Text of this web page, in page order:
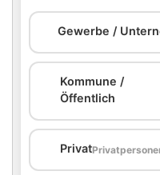
Gewerbe /
Kommune /
Öffentlich
Privat